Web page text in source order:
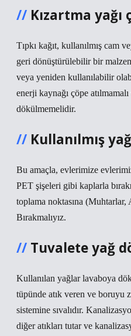
Kızartma yağı
Tıpkı kağıt, kullanılmış cam
geri dönüştürülebilir bir
veya yeniden kullanılabilir
enerji kaynağı çöpe
dökülmemelidir.
Kullanılmış
Bu amaçla, evlerimize
PET şişeleri gibi kaplarla
toplama noktasına
Bırakmalıyız.
Tuvalete yağ
Kullanılan yağlar lavaboya
tüpünde atık veren ve boruyu
sistemine sıvalıdır.
diğer atıkları tutar ve